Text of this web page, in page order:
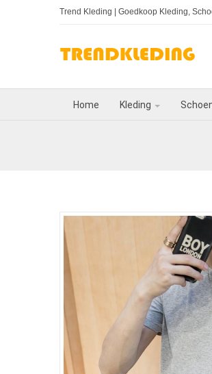
Trend Kleding | Goedkoop Kleding,
Home Kleding